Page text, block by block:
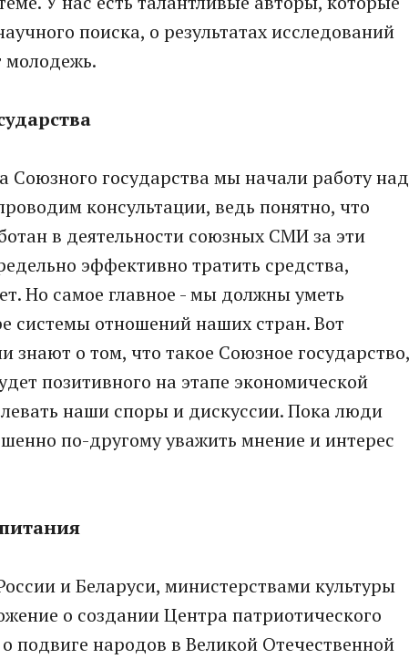
поиска, о результатах исследований
молодежь.
Союзного государства мы начали работу над
консультации, ведь понятно, что
в деятельности союзных СМИ за эти
эффективно тратить средства,
Но самое главное - мы должны уметь
системы отношений наших стран. Вот
знают о том, что такое Союзное государство,
позитивного на этапе экономической
наши споры и дискуссии. Пока люди
по-другому уважить мнение и интерес
и Беларуси, министерствами культуры
о создании Центра патриотического
подвиге народов в Великой Отечественной